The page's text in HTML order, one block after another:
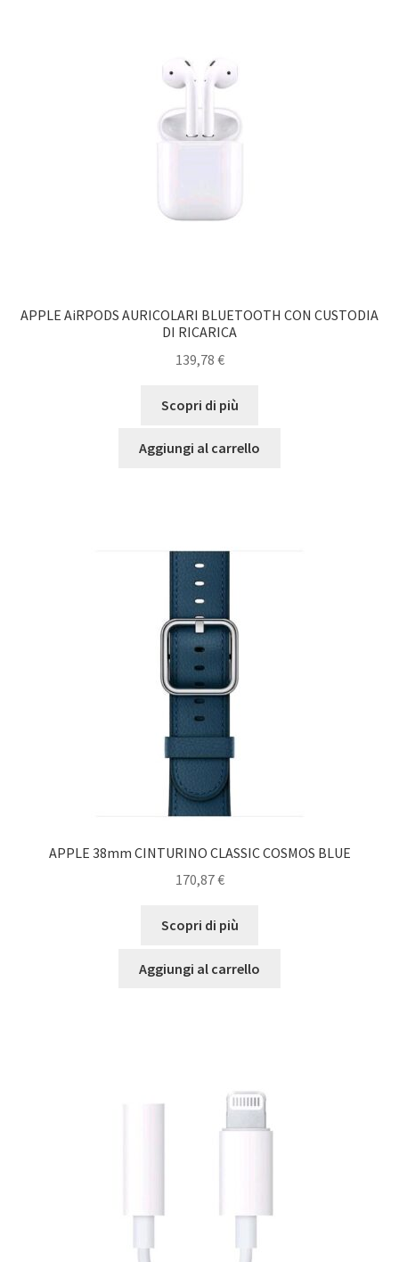
APPLE AiRPODS AURICOLARI BLUETOOTH CON CUSTODIA
DI RICARICA
139,78 €
Scopri di più
Aggiungi al carrello
APPLE 38mm CINTURINO CLASSIC COSMOS BLUE
170,87€
Scopri di più
Aggiungi al carrello